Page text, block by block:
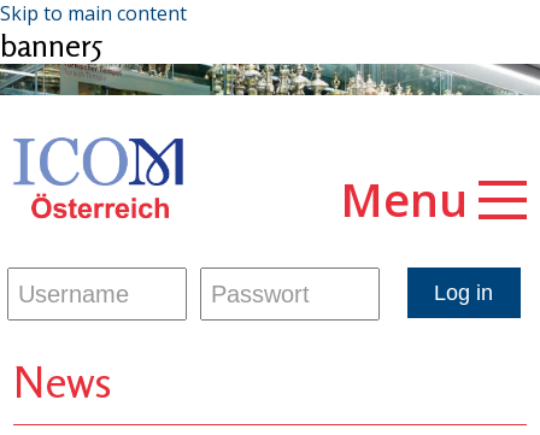
Skip to main content
banner5
Menu
News